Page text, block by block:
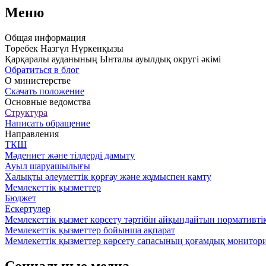
Меню
Общая информация
Төребек Назгүл Нүркенқызы
Қарқаралы ауданының Ынталы ауылдық округі әкімі
Обратиться в блог
О министерстве
Скачать положение
Основные ведомства
Структура
Написать обращение
Направления
ТКШ
Мәдениет және тілдерді дамыту
Ауыл шаруашылығы
Халықты әлеуметтік қорғау және жұмыспен қамту
Мемлекеттік қызметтер
Бюджет
Ескертулер
Мемлекеттік қызмет көрсету тәртібін айқындайтын
Мемлекеттік қызметтер бойынша ақпарат
Мемлекеттік қызметтер көрсету сапасының қоғамдық